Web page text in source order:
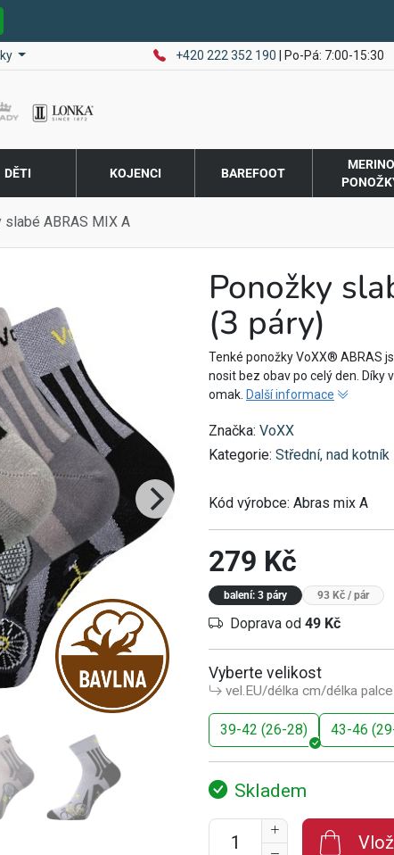
+420 222 352 190 | Po-Pá: 7:00-15:30
DĚTI KOJENCI BAREFOOT
MERINO
slabé ABRAS MIX A
Ponožky
(3 páry)
Tenké ponožky VoXX® ABRAS
nosit bez obav po celý den. Díky
omak. Další informace
Značka: VoXX
Kategorie: Střední, nad kotník
Kód výrobce: Abras mix A
279 Kč
balení: 3 páry 93 Kč / pár
Doprava od 49 Kč
Vyberte velikost
vel.EU/délka cm/délka palce
39-42 (26-28) 43-46
Skladem